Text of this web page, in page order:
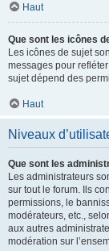
Haut
Que sont les icônes
Les icônes de sujet
messages pour
sujet dépend des
Haut
Niveaux
Que sont les
Les administrateurs
sur tout le forum. Ils
permissions, le
modérateurs, etc.,
aux autres
modération sur